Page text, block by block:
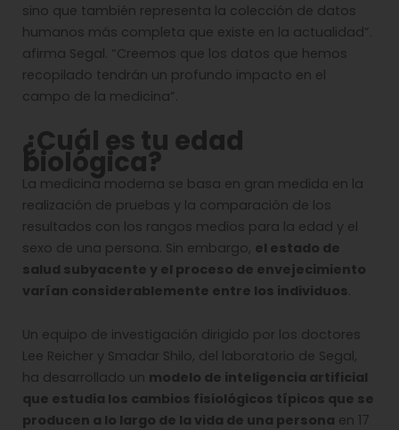
sino que también representa la colección de datos
humanos más completa que existe en la actualidad”.
afirma Segal. “Creemos que los datos que hemos
recopilado tendrán un profundo impacto en el
campo de la medicina”.
¿Cuál es tu edad
biológica?
La medicina moderna se basa en gran medida en la
realización de pruebas y la comparación de los
resultados con los rangos medios para la edad y el
sexo de una persona. Sin embargo, el estado de
salud subyacente y el proceso de envejecimiento
varían considerablemente entre los individuos.
Un equipo de investigación dirigido por los doctores
Lee Reicher y Smadar Shilo, del laboratorio de Segal,
ha desarrollado un modelo de inteligencia artificial
que estudia los cambios fisiológicos típicos que se
producen a lo largo de la vida de una persona en 17